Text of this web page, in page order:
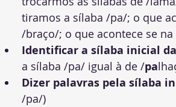
tiramos a sílaba /pa/; o que
/braço/; o que acontece se
Identificar a sílaba inicial
a sílaba /pa/ igual à de /pa
Dizer palavras pela sílaba
/pa/)